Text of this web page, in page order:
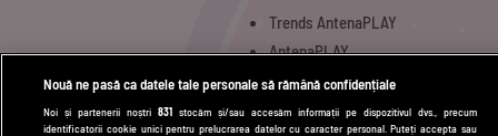
Trends AntenaPLAY
AntenaPLAY
UTILE
Nouă ne pasă ca datele tale personale să rămână confidențiale
Noi și partenerii noștri831 stocăm și/sau accesăm informații pe dispozitivul dvs., precum
identificatorii cookie unici pentru prelucrarea datelor cu caracter personal. Puteți accepta sau